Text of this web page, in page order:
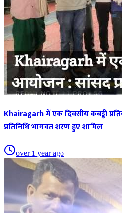
Khairagarh में एक दिवसीय कबड्डी
प्रतिनिधि भागवत शरण हुए शामिल
over 1 year ago